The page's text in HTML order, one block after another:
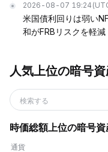
2026-08-07 19:24
米国債利回りは弱い
和がFRBリスクを軽減
人気上位の暗号
検索する
時価総額上位の暗号資
通貨